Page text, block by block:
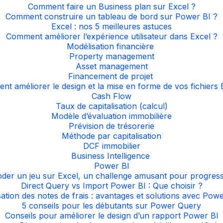
Comment faire un Business plan sur Excel ?
Comment construire un tableau de bord sur Power BI ?
Excel : nos 5 meilleures astuces
Comment améliorer l’expérience utilisateur dans Excel ?
Modélisation financière
Property management
Asset management
Financement de projet
améliorer le design et la mise en forme de vos fichiers
Cash Flow
Taux de capitalisation (calcul)
Modèle d’évaluation immobilière
Prévision de trésorerie
Méthode par capitalisation
DCF immobilier
Business Intelligence
Power BI
un jeu sur Excel, un challenge amusant pour
Direct Query vs Import Power BI : Que choisir ?
des notes de frais : avantages et solutions avec
5 conseils pour les débutants sur Power Query
Conseils pour améliorer le design d’un rapport Power BI